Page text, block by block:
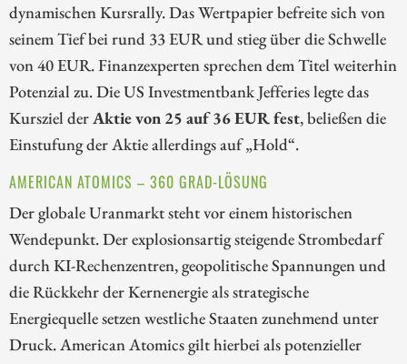
dynamischen Kursrally. Das Wertpapier befreite sich von
seinem Tief bei rund 33 EUR und stieg über die Schwelle
von 40 EUR. Finanzexperten sprechen dem Titel weiterhin
Potenzial zu. Die US Investmentbank Jefferies legte das
Kursziel derAktie von 25 auf 36 EUR fest, beließen die
Einstufung der Aktie allerdings auf „Hold“.
AMERICAN ATOMICS – 360 GRAD-LÖSUNG
Der globale Uranmarkt steht vor einem historischen
Wendepunkt. Der explosionsartig steigende Strombedarf
durch KI-Rechenzentren, geopolitische Spannungen und
die Rückkehr der Kernenergie als strategische
Energiequelle setzen westliche Staaten zunehmend unter
Druck. American Atomics gilt hierbei als potenzieller